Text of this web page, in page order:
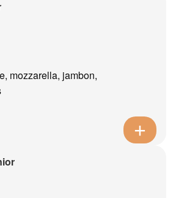
mozzarella, jambon,